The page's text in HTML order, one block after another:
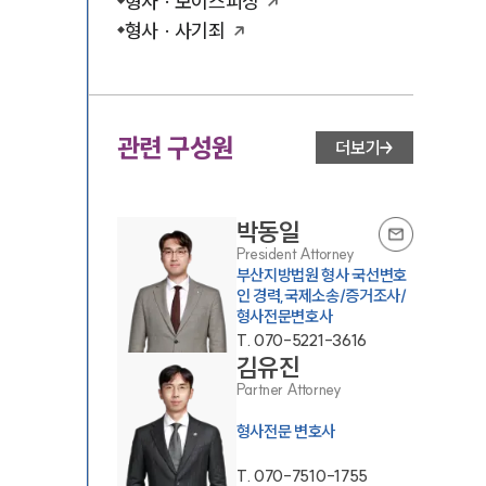
형사 · 사기죄
관련 구성원 더보기
박동일
President Attorney
부산지방법원 형사 국선변호
인 경력,국제소송/증거조사/
형사전문변호사
T. 070-5221-3616
김유진
Partner Attorney
형사전문 변호사
T. 070-7510-1755